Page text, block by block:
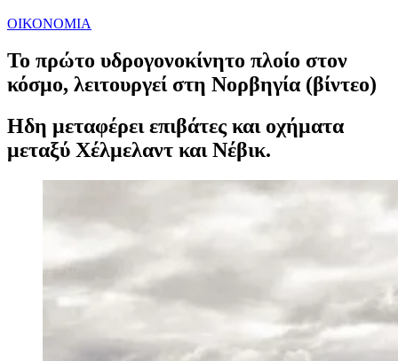
ΟΙΚΟΝΟΜΙΑ
Το πρώτο υδρογονοκίνητο πλοίο στον
κόσμο, λειτουργεί στη Νορβηγία (βίντεο)
Ηδη μεταφέρει επιβάτες και οχήματα
μεταξύ Χέλμελαντ και Νέβικ.